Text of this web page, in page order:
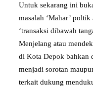
Untuk sekarang ini
masalah ‘Mahar’
‘transaksi dibawah
Menjelang atau
di Kota Depok bahkan
menjadi sorotan
terkait dukung